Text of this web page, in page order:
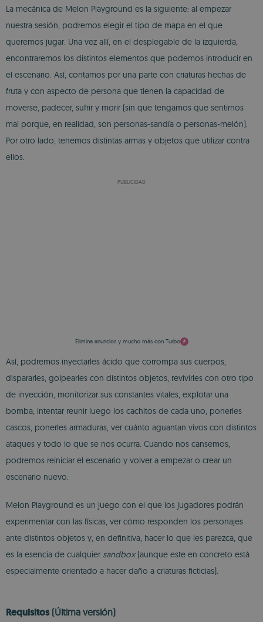
La mecánica de Melon Playground es la siguiente: al empezar
nuestra sesión, podremos elegir el tipo de mapa en el que
queremos jugar. Una vez allí, en el desplegable de la izquierda,
encontraremos los distintos elementos que podemos introducir en
el escenario. Así, contamos por una parte con criaturas hechas de
fruta y con aspecto de persona que tienen la capacidad de
moverse, padecer, sufrir y morir (sin que tengamos que sentirnos
mal porque, en realidad, son personas-sandía o personas-melón).
Por otro lado, tenemos distintas armas y objetos que utilizar contra
ellos.
PUBLICIDAD
Elimina anuncios y mucho más con Turbo
Así, podremos inyectarles ácido que corrompa sus cuerpos,
dispararles, golpearles con distintos objetos, revivirles con otro tipo
de inyección, monitorizar sus constantes vitales, explotar una
bomba, intentar reunir luego los cachitos de cada uno, ponerles
cascos, ponerles armaduras, ver cuánto aguantan vivos con distintos
ataques y todo lo que se nos ocurra. Cuando nos cansemos,
podremos reiniciar el escenario y volver a empezar o crear un
escenario nuevo.
Melon Playground es un juego con el que los jugadores podrán
experimentar con las físicas, ver cómo responden los personajes
ante distintos objetos y, en definitiva, hacer lo que les parezca, que
es la esencia de cualquier sandbox(aunque este en concreto está
especialmente orientado a hacer daño a criaturas ficticias).
Requisitos (Última versión)